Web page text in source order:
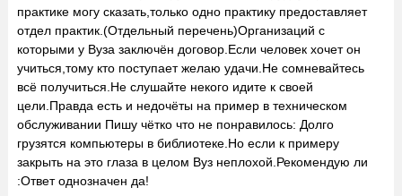
практике могу сказать,только одно практику предоставляет
отдел практик.(Отдельный перечень)Организаций с
которыми у Вуза заключён договор.Если человек хочет он
учиться,тому кто поступает желаю удачи.Не сомневайтесь
всё получиться.Не слушайте некого идите к своей
цели.Правда есть и недочёты на пример в техническом
обслуживании Пишу чётко что не понравилось: Долго
грузятся компьютеры в библиотеке.Но если к примеру
закрыть на это глаза в целом Вуз неплохой.Рекомендую ли
:Ответ однозначен да!